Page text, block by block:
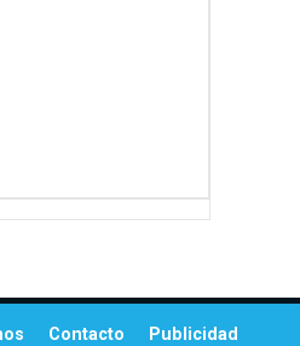
Contacto
Publicidad